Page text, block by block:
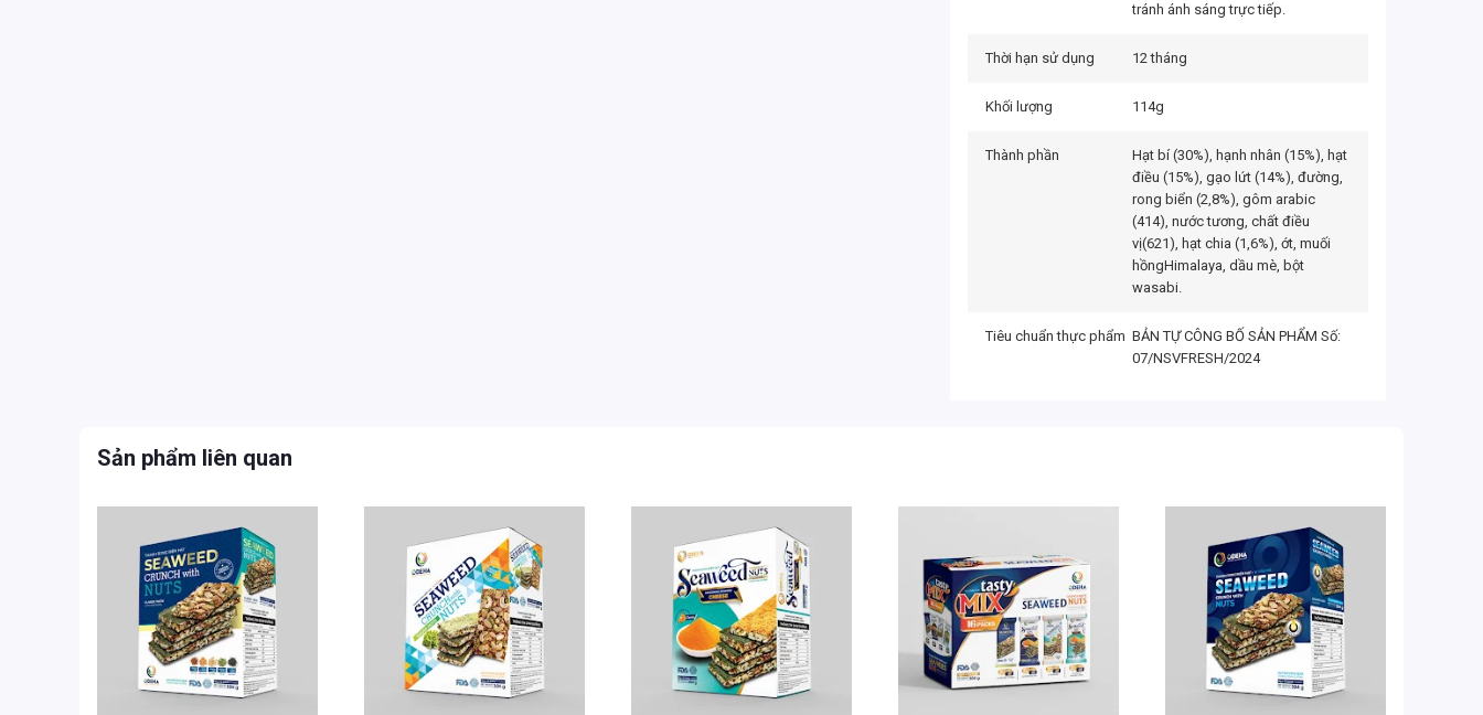
tránh ánh sáng trực tiếp.
Thời hạn sử dụng 12 tháng
Khối lượng 114g
Thành phần
Hạt bí (30%), hạnh nhân (15%), hạt
điều (15%), gạo lứt (14%), đường,
rong biển (2,8%), gôm arabic
(414), nước tương, chất điều
vị(621), hạt chia (1,6%), ớt, muối
hồngHimalaya, dầu mè, bột
wasabi.
Tiêu chuẩn thực phẩm BẢN TỰ CÔNG BỐ SẢN PHẨM Số:
07/NSVFRESH/2024
Sản phẩm liên quan